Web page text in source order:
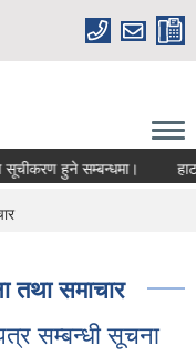
हुने सम्बन्धमा।
समाचार
सम्बन्धी सूचना